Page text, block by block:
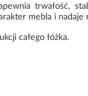
trwałość,
mebla i nadaje
całego łóżka.